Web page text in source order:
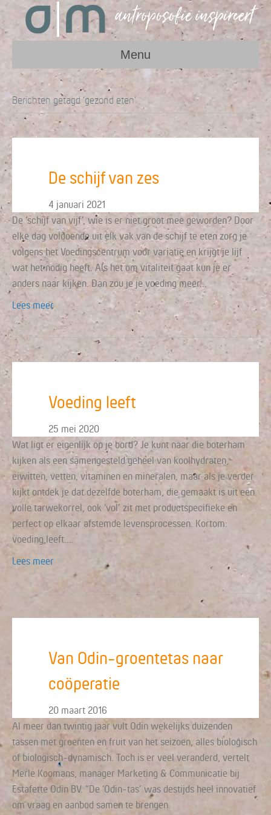
Menu
Berichten getagd ‘gezond eten’
De schijf van zes
4 januari 2021
De ‘schijf van vijf’, wie is er niet groot mee geworden? Door
elke dag voldoende uit elk vak van de schijf te eten zorg je
volgens het Voedingscentrum voor variatie en krijgt je lijf
wat het nodig heeft. Als het om vitaliteit gaat kun je er
anders naar kijken. Dan zou je je voeding meer…
Lees meer
Voeding leeft
25 mei 2020
Wat ligt er eigenlijk op je bord? Je kunt naar die boterham
kijken als een samengesteld geheel van koolhydraten,
eiwitten, vetten, vitaminen en mineralen, maar als je verder
kijkt ontdek je dat dezelfde boterham, die gemaakt is uit een
volle tarwekorrel, ook ‘vol’ zit met productspecifieke en
perfect op elkaar afstemde levensprocessen. Kortom:
voeding leeft.…
Lees meer
Van Odin-groentetas naar
coöperatie
20 maart 2016
Al meer dan twintig jaar vult Odin wekelijks duizenden
tassen met groenten en fruit van het seizoen, alles biologisch
of biologisch-dynamisch. Toch is er veel veranderd, vertelt
Merle Koomans, manager Marketing & Communicatie bij
Estafette Odin BV. “De ‘Odin-tas’ was destijds heel innovatief
om vraag en aanbod samen te brengen.